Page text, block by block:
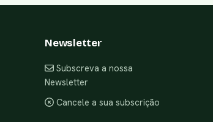
Newsletter
Subscreva a nossa
Newsletter
Cancele a sua subscrição